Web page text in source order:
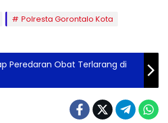
Polresta Gorontalo Kota
Peredaran Obat Terlarang di